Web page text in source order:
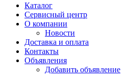
Каталог
Сервисный центр
О компании
Новости
Доставка и оплата
Контакты
Объявления
Добавить объявление